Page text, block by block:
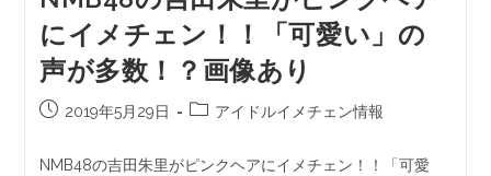
にイメチェン！！「可愛い」の
声が多数！？画像あり
2019年5月29日 アイドルイメチェン情報
NMB48の吉田朱里がピンクヘアにイメチェン！！「可愛